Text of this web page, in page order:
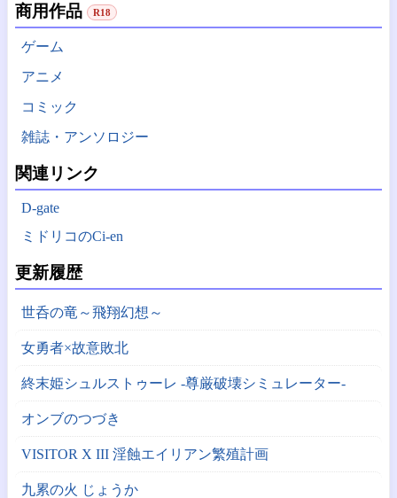
商用作品 R18
ゲーム
アニメ
コミック
雑誌・アンソロジー
関連リンク
D-gate
ミドリコのCi-en
更新履歴
世呑の竜～飛翔幻想～
女勇者×故意敗北
終末姫シュルストゥーレ -尊厳破壊シミュレーター-
オンブのつづき
VISITOR X III 淫蝕エイリアン繁殖計画
九累の火 じょうか